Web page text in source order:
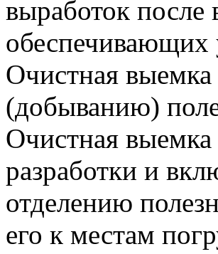
выработок после
обеспечивающих
Очистная
(добыванию)
Очистная выемка
разработки и
отделению
его к местам